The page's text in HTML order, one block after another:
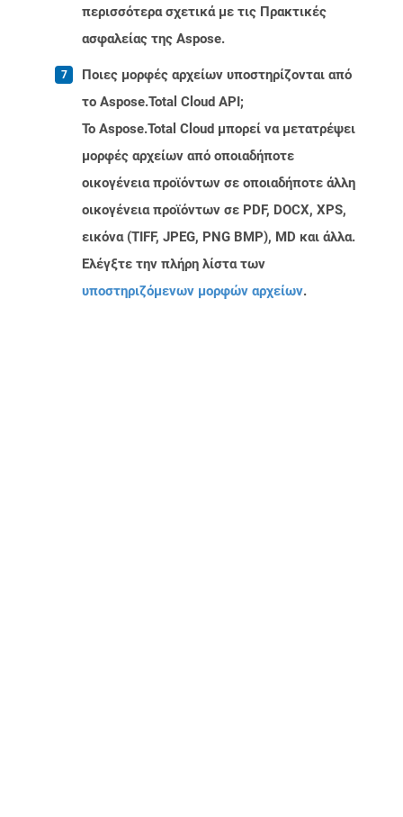
περισσότερα σχετικά με τις Πρακτικές
ασφαλείας της Aspose.
Ποιες μορφές αρχείων υποστηρίζονται από
το Aspose.Total Cloud API;
Το Aspose.Total Cloud μπορεί να μετατρέψει
μορφές αρχείων από οποιαδήποτε
οικογένεια προϊόντων σε οποιαδήποτε άλλη
οικογένεια προϊόντων σε PDF, DOCX, XPS,
εικόνα (TIFF, JPEG, PNG BMP), MD και άλλα.
Ελέγξτε την πλήρη λίστα των
υποστηριζόμενων μορφών αρχείων.